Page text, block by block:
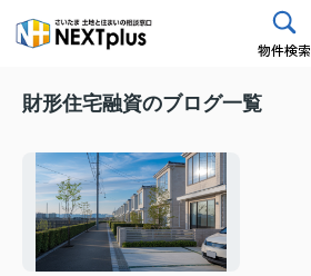
物件検索
財形住宅融資のブログ一覧